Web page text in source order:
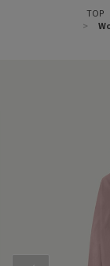
TOP
>